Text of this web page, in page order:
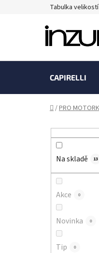
Tabulka velikostí
CAPIRELLI
Domů
/PRO
Na skladě 13
Akce 0
Novinka 0
Tip 0